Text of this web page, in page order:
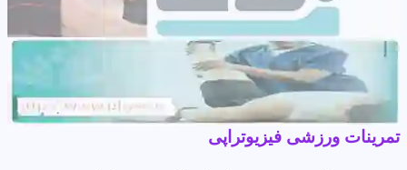
تمرینات ورزشی فیزیوتراپی